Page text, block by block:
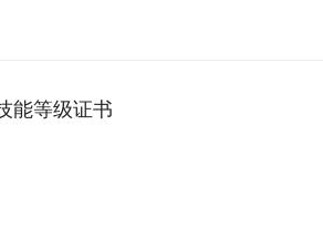
能等级证书